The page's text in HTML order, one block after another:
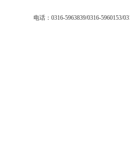
电话：0316-5963839/0316-5960153/